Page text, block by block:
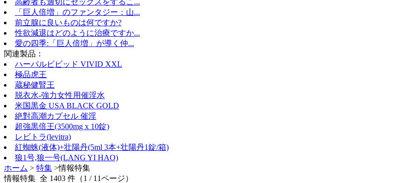
高齢者も適切にセックスをするこ...
「巨人倍増」のファンタジー：山...
前立腺に良いものは何ですか?
性欲減退はどのように治療ですか...
愛の四季:「巨人倍増」が導く仲...
関連製品：
ハーバルビビッド VIVID XXL
極品虎王
蔵秘健腎王
脱衣水-強力女性用催淫水
米国黒金 USA BLACK GOLD
絶對高潮カプセル 催淫
超強黒倍王(3500mg x 10錠)
レビトラ(levitra)
紅蜘蛛(液体)+壮陽丹(5ml 3本+壮陽丹1錠/箱)
狼1号,狼一号(LANG YI HAO)
ホーム > 特集 >情報特集
情報特集 全 1403 件（1 / 11ページ）